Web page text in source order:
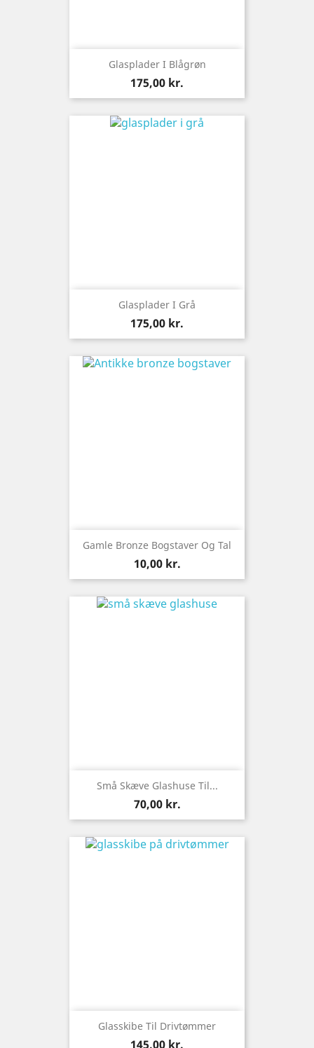
Glasplader I Blågrøn
Pris
175,00 kr.
Glasplader I Grå
Pris
175,00 kr.
Gamle Bronze Bogstaver Og Tal
Pris
10,00 kr.
Små Skæve Glashuse Til...
Pris
70,00 kr.
Glasskibe Til Drivtømmer
Pris
145,00 kr.